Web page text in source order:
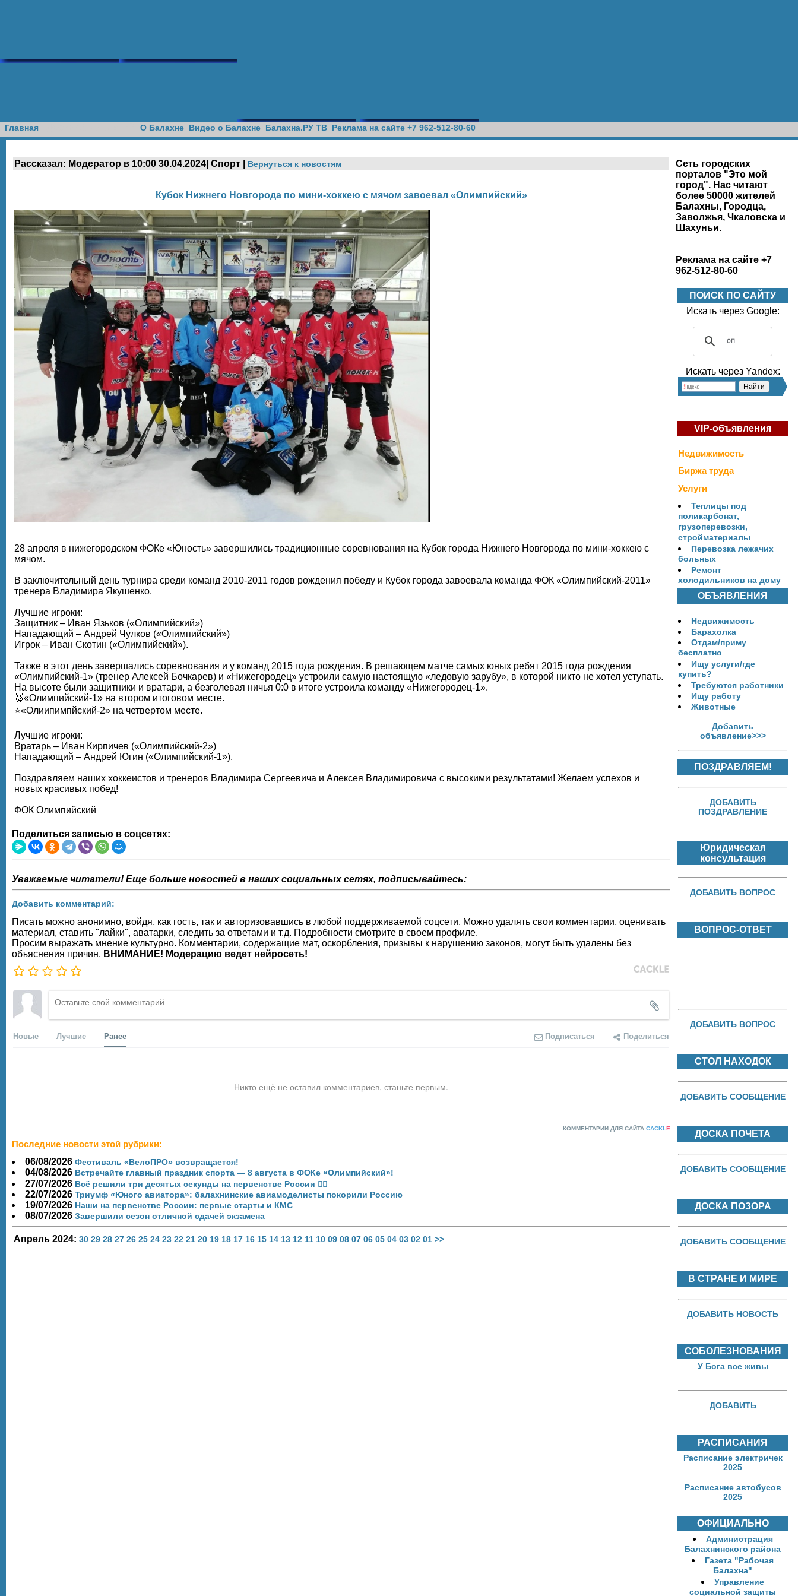
Главная О Балахне Видео о Балахне Балахна.РУ ТВ Реклама на сайте +7 962-512-80-60
Рассказал: Модератор в 10:00 30.04.2024| Спорт | Вернуться к новостям
Кубок Нижнего Новгорода по мини-хоккею с мячом завоевал «Олимпийский»
28 апреля в нижегородском ФОКе «Юность» завершились традиционные соревнования на Кубок города Нижнего Новгорода по мини-хоккею с
мячом.
В заключительный день турнира среди команд 2010-2011 годов рождения победу и Кубок города завоевала команда ФОК «Олимпийский-2011»
тренера Владимира Якушенко.
Лучшие игроки:
Защитник – Иван Язьков («Олимпийский»)
Нападающий – Андрей Чулков («Олимпийский»)
Игрок – Иван Скотин («Олимпийский»).
Также в этот день завершались соревнования и у команд 2015 года рождения. В решающем матче самых юных ребят 2015 года рождения
«Олимпийский-1» (тренер Алексей Бочкарев) и «Нижегородец» устроили самую настоящую «ледовую зарубу», в которой никто не хотел уступать.
На высоте были защитники и вратари, а безголевая ничья 0:0 в итоге устроила команду «Нижегородец-1».
🥈«Олимпийский-1» на втором итоговом месте.
⭐«Олиипимпйский-2» на четвертом месте.
Лучшие игроки:
Вратарь – Иван Кирпичев («Олимпийский-2»)
Нападающий – Андрей Югин («Олимпийский-1»).
Поздравляем наших хоккеистов и тренеров Владимира Сергеевича и Алексея Владимировича с высокими результатами! Желаем успехов и
новых красивых побед!
ФОК Олимпийский
Поделиться записью в соцсетях:
Уважаемые читатели! Еще больше новостей в наших социальных сетях, подписывайтесь:
Добавить комментарий:
Писать можно анонимно, войдя, как гость, так и авторизовавшись в любой поддерживаемой соцсети. Можно удалять свои комментарии, оценивать
материал, ставить "лайки", аватарки, следить за ответами и т.д. Подробности смотрите в своем профиле.
Просим выражать мнение культурно. Комментарии, содержащие мат, оскорбления, призывы к нарушению законов, могут быть удалены без
объяснения причин. ВНИМАНИЕ! Модерацию ведет нейросеть!
Новые Лучшие Ранее Подписаться Поделиться
Никто ещё не оставил комментариев, станьте первым.
КОММЕНТАРИИ ДЛЯ САЙТА CACKL E
Последние новости этой рубрики:
06/08/2026 Фестиваль «ВелоПРО» возвращается!
04/08/2026 Встречайте главный праздник спорта — 8 августа в ФОКе «Олимпийский»!
27/07/2026 Всё решили три десятых секунды на первенстве России 🏊‍♂
22/07/2026 Триумф «Юного авиатора»: балахнинские авиамоделисты покорили Россию
19/07/2026 Наши на первенстве России: первые старты и КМС
08/07/2026 Завершили сезон отличной сдачей экзамена
Апрель 2024: 30 29 28 27 26 25 24 23 22 21 20 19 18 17 16 15 14 13 12 11 10 09 08 07 06 05 04 03 02 01 >>
Сеть городских
порталов "Это мой
город". Нас читают
более 50000 жителей
Балахны, Городца,
Заволжья, Чкаловска и
Шахуньи.
Реклама на сайте +7
962-512-80-60
ПОИСК ПО САЙТУ
Искать через Google:
Искать через Yandex:
VIP-объявления
Недвижимость
Биржа труда
Услуги
Теплицы под
поликарбонат,
грузоперевозки,
стройматериалы
Перевозка лежачих
больных
Ремонт
холодильников на дому
ОБЪЯВЛЕНИЯ
Недвижимость
Барахолка
Отдам/приму
бесплатно
Ищу услуги/где
купить?
Требуются работники
Ищу работу
Животные
Добавить
объявление>>>
ПОЗДРАВЛЯЕМ!
ДОБАВИТЬ
ПОЗДРАВЛЕНИЕ
Юридическая
консультация
ДОБАВИТЬ ВОПРОС
ВОПРОС-ОТВЕТ
ДОБАВИТЬ ВОПРОС
СТОЛ НАХОДОК
ДОБАВИТЬ СООБЩЕНИЕ
ДОСКА ПОЧЕТА
ДОБАВИТЬ СООБЩЕНИЕ
ДОСКА ПОЗОРА
ДОБАВИТЬ СООБЩЕНИЕ
В СТРАНЕ И МИРЕ
ДОБАВИТЬ НОВОСТЬ
СОБОЛЕЗНОВАНИЯ
У Бога все живы
ДОБАВИТЬ
РАСПИСАНИЯ
Расписание электричек
2025
Расписание автобусов
2025
ОФИЦИАЛЬНО
Администрация
Балахнинского района
Газета "Рабочая
Балахна"
Управление
социальной защиты